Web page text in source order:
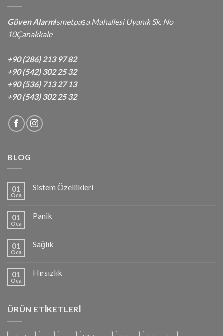
Güven Alarmİsmetpaşa Mahallesi Uyanık Sk. No
10Çanakkale
+90 (286) 213 97 82
+90 (542) 302 25 32
+90 (536) 713 27 13
+90 (543) 302 25 32
BLOG
01
Oca
Sistem Özellikleri
01
Oca
Panik
01
Oca
Sağlık
01
Oca
Hırsızlık
ÜRÜN ETIKETLERI